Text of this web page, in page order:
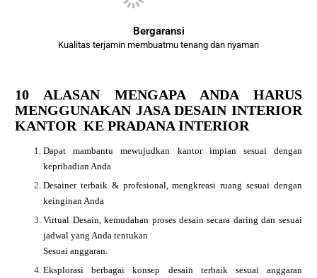
Bergaransi
Kualitas terjamin membuatmu tenang dan nyaman
10 ALASAN MENGAPA ANDA HARUS
MENGGUNAKAN JASA DESAIN INTERIOR
KANTOR KE PRADANA INTERIOR
Dapat mambantu mewujudkan kantor impian sesuai dengan
kepribadian Anda
Desainer terbaik & profesional, mengkreasi ruang sesuai dengan
keinginan Anda
Virtual Desain, kemudahan proses desain secara daring dan sesuai
jadwal yang Anda tentukan
Sesuai anggaran.
Eksplorasi berbagai konsep desain terbaik sesuai anggaran